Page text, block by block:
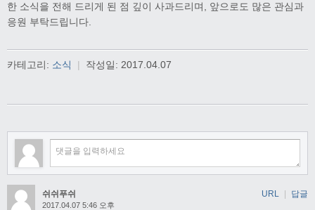
한 소식을 전해 드리게 된 점 깊이 사과드리며, 앞으로도 많은 관심과
응원 부탁드립니다.
카테고리: 소식 | 작성일: 2017.04.07
쉬쉬푸쉬
2017.04.07 5:46 오후
URL | 답글